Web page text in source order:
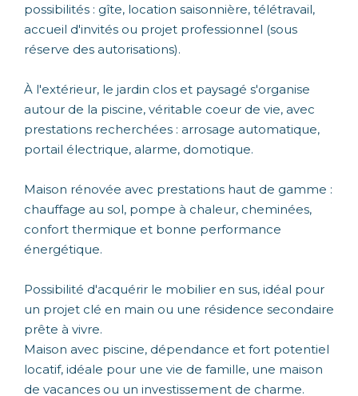
possibilités : gîte, location saisonnière, télétravail,
accueil d'invités ou projet professionnel (sous
réserve des autorisations).
À l'extérieur, le jardin clos et paysagé s'organise
autour de la piscine, véritable coeur de vie, avec
prestations recherchées : arrosage automatique,
portail électrique, alarme, domotique.
Maison rénovée avec prestations haut de gamme :
chauffage au sol, pompe à chaleur, cheminées,
confort thermique et bonne performance
énergétique.
Possibilité d'acquérir le mobilier en sus, idéal pour
un projet clé en main ou une résidence secondaire
prête à vivre.
Maison avec piscine, dépendance et fort potentiel
locatif, idéale pour une vie de famille, une maison
de vacances ou un investissement de charme.